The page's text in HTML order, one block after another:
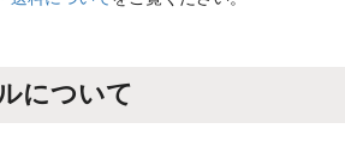
について